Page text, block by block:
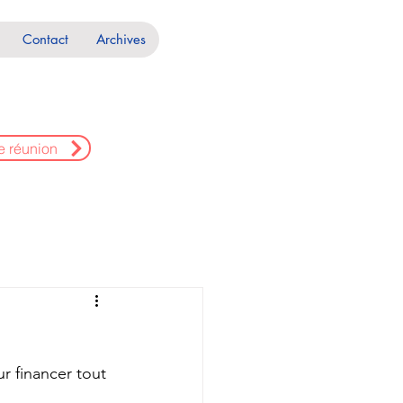
Contact Archives
réunion
financer tout